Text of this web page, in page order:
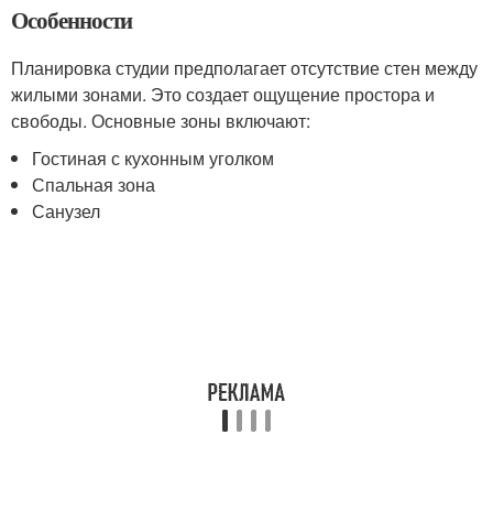
Особенности
Планировка студии предполагает отсутствие стен между
жилыми зонами. Это создает ощущение простора и
свободы. Основные зоны включают:
Гостиная с кухонным уголком
Спальная зона
Санузел